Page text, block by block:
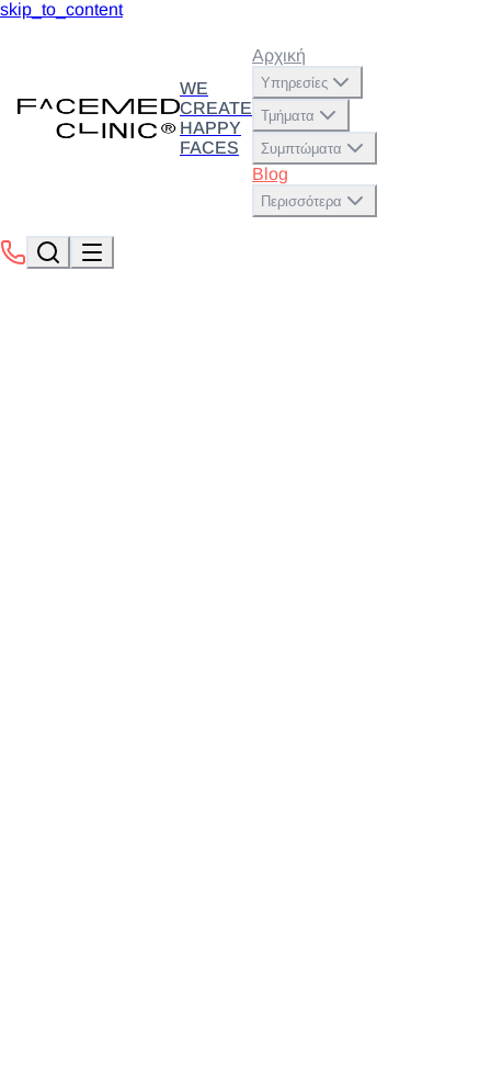
skip_to_content
WE
CREATE
HAPPY
FACES
Αρχική
Υπηρεσίες
Τμήματα
Συμπτώματα
Blog
Περισσότερα